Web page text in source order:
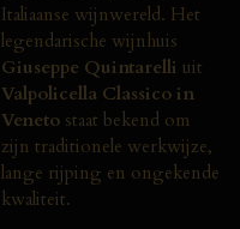
Italiaanse wijnwereld. Het
legendarische wijnhuis
Giuseppe Quintarelli uit
Valpolicella Classico in
Veneto staat bekend om
zijn traditionele werkwijze,
lange rijping en ongekende
kwaliteit.